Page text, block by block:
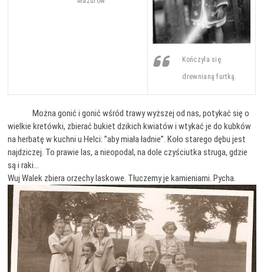
Kończyła się
drewnianą furtką.
Można gonić i gonić wśród trawy wyższej od nas, potykać się o
wielkie kretówki, zbierać bukiet dzikich kwiatów i wtykać je do kubków
na herbatę w kuchni u Helci: ”aby miała ładnie”. Koło starego dębu jest
najdziczej. To prawie las, a nieopodal, na dole czyściutka struga, gdzie
są i raki…
Wuj Walek zbiera orzechy laskowe. Tłuczemy je kamieniami. Pycha.